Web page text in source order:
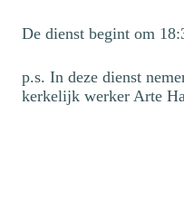
De dienst begint om
p.s. In deze dienst
kerkelijk werker Arte